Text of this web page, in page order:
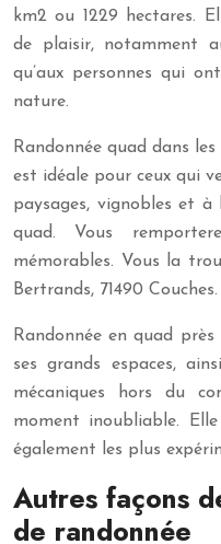
km2 ou 1229 hectares.
de plaisir, notamment
qu’aux personnes qui
nature.
Randonnée quad dans
est idéale pour ceux qui
paysages, vignobles et
quad. Vous
mémorables. Vous la
Bertrands, 71490 Couches.
Randonnée en quad
ses grands espaces,
mécaniques hors du
moment inoubliable.
également les plus
Autres façons
de randonnée